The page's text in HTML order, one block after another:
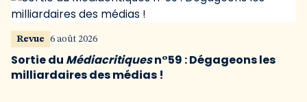
Revue 6 août 2026
Sortie du Médiacritiquesn°59 : Dégageons les
milliardaires des médias !